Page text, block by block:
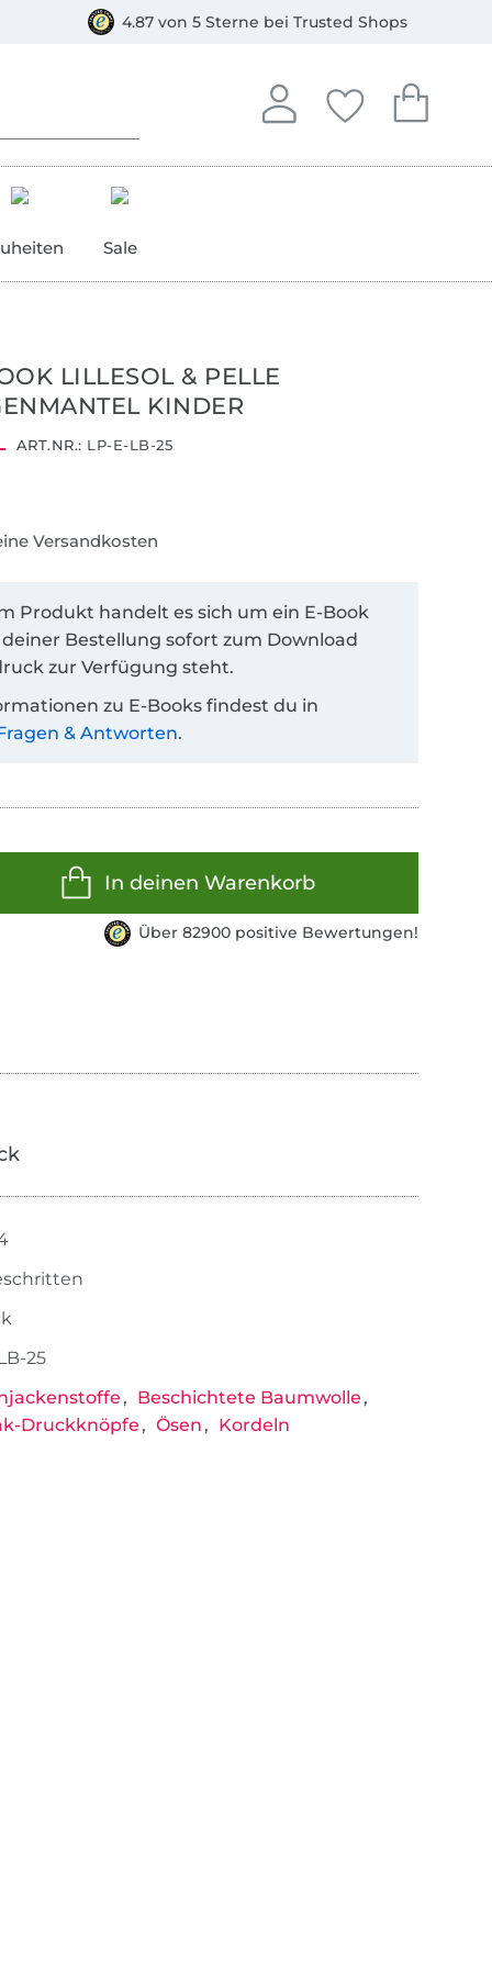
4.87 von 5 Sterne bei Trusted Shops
Anmelden
In deinem Konto
Deine
Du hast keine
Dein
Du hast
Sale
LILLESOL & PELLE
KINDER
ART.NR.: LP-E-LB-25
Versandkosten
Produkt handelt es sich um ein E-Book
Bestellung sofort zum Download
zur Verfügung steht.
zu E-Books findest du in
& Antworten.
In deinen Warenkorb
Über 82900 positive Bewertungen!
25
Beschichtete Baumwolle
Druckknöpfe
Ösen Kordeln